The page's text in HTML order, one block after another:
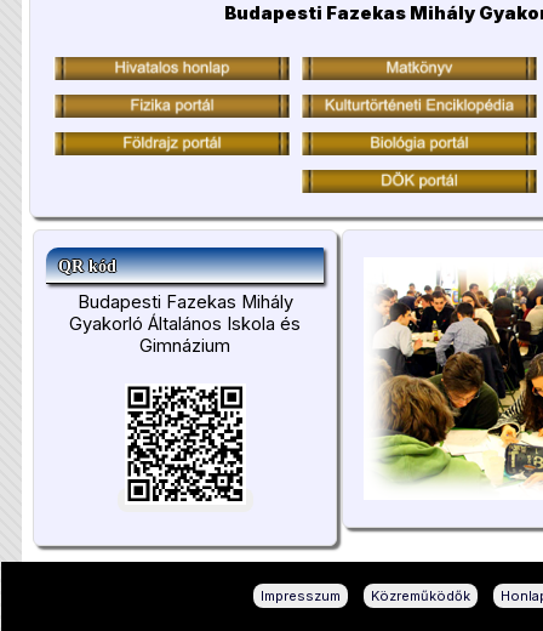
Budapesti Fazekas Mihály
QR kód
Budapesti Fazekas Mihály
Gyakorló Általános Iskola és
Gimnázium
Impresszum Közreműködők